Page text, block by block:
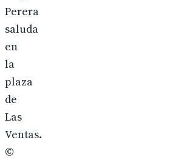
Perera
saluda
en
la
plaza
de
Las
Ventas.
©